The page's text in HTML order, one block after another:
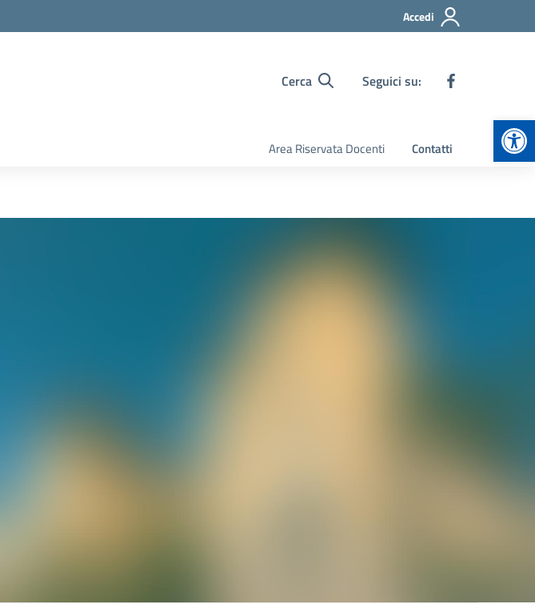
Accedi
Cerca Seguici su:
Area Riservata Docenti Contatti